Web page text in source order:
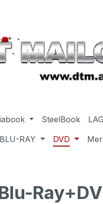
SteelBook
BLU-RAY DVD